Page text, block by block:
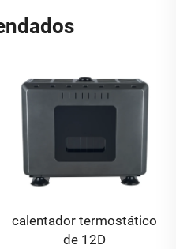
calentador termostático
de 12D